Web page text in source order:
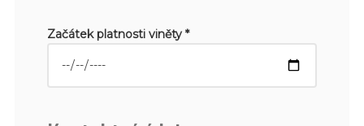
Začátek platnosti viněty *